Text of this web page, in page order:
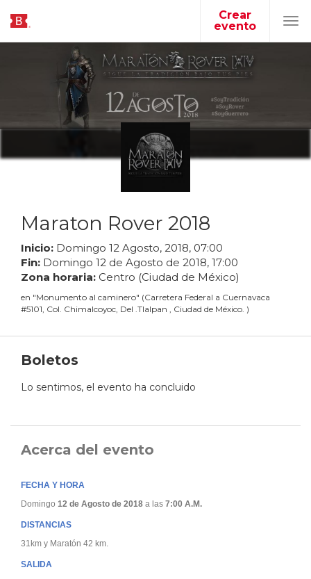
Crear
evento
Maraton Rover 2018
Inicio: Domingo 12 Agosto, 2018, 07:00
Fin: Domingo 12 de Agosto de 2018, 17:00
Zona horaria: Centro (Ciudad de México)
en "Monumento al caminero" (Carretera Federal a Cuernavaca
#5101, Col. Chimalcoyoc, Del .Tlalpan , Ciudad de México. )
Boletos
Lo sentimos, el evento ha concluido
Acerca del evento
FECHA Y HORA
Domingo 12 de Agosto de 2018 a las 7:00 A.M.
DISTANCIAS
31km y Maratón 42 km.
SALIDA